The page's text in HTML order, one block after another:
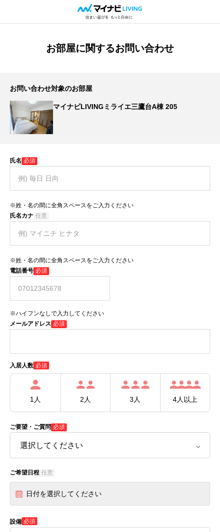
お部屋に関するお問い合わせ
お問い合わせ対象のお部屋
マイナビLIVINGミライエ三鷹台A棟 205
氏名 必須
※姓・名の間に全角スペースをご入力ください
氏名カナ 任意
※姓・名の間に全角スペースをご入力ください
電話番号 必須
※ハイフンなしで入力してください
メールアドレス 必須
入居人数 必須
1人 2人 3人 4人以上
ご要望・ご質問 必須
ご希望日程 任意
日付を選択してください
設備 必須